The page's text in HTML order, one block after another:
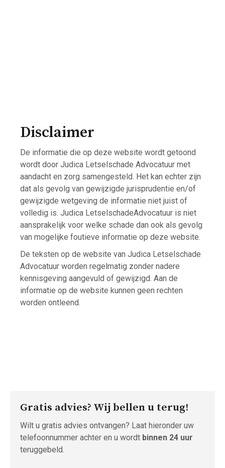
Disclaimer
De informatie die op deze website wordt getoond
wordt door Judica Letselschade Advocatuur met
aandacht en zorg samengesteld. Het kan echter zijn
dat als gevolg van gewijzigde jurisprudentie en/of
gewijzigde wetgeving de informatie niet juist of
volledig is. Judica LetselschadeAdvocatuur is niet
aansprakelijk voor welke schade dan ook als gevolg
van mogelijke foutieve informatie op deze website.
De teksten op de website van Judica Letselschade
Advocatuur worden regelmatig zonder nadere
kennisgeving aangevuld of gewijzigd. Aan de
informatie op de website kunnen geen rechten
worden ontleend.
Gratis advies? Wij bellen u terug!
Wilt u gratis advies ontvangen? Laat hieronder uw
telefoonnummer achter en u wordt binnen 24 uur
teruggebeld.